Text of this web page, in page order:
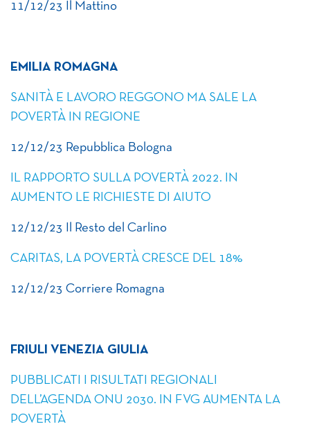
11/12/23 Il Mattino
EMILIA ROMAGNA
SANITÀ E LAVORO REGGONO MA SALE LA
POVERTÀ IN REGIONE
12/12/23 Repubblica Bologna
IL RAPPORTO SULLA POVERTÀ 2022. IN
AUMENTO LE RICHIESTE DI AIUTO
12/12/23 Il Resto del Carlino
CARITAS, LA POVERTÀ CRESCE DEL 18%
12/12/23 Corriere Romagna
FRIULI VENEZIA GIULIA
PUBBLICATI I RISULTATI REGIONALI
DELL’AGENDA ONU 2030. IN FVG AUMENTA LA
POVERTÀ